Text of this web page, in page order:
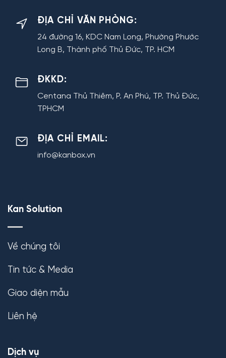
ĐỊA CHỈ VĂN PHÒNG:
24 đường 16, KDC Nam Long, Phường Phước
Long B, Thành phố Thủ Đức, TP. HCM
ĐKKD:
Centana Thủ Thiêm, P. An Phú, TP. Thủ Đức,
TPHCM
ĐỊA CHỈ EMAIL:
info@kanbox.vn
Kan Solution
Về chúng tôi
Tin tức & Media
Giao diện mẫu
Liên hệ
Dịch vụ